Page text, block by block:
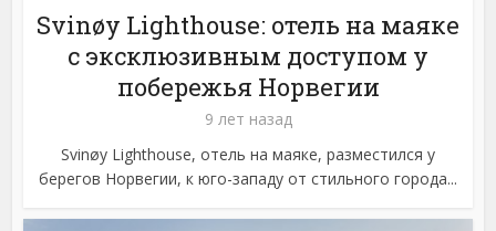
Svinøy Lighthouse: отель на маяке
с эксклюзивным доступом у
побережья Норвегии
9 лет назад
Svinøy Lighthouse, отель на маяке, разместился у
берегов Норвегии, к юго-западу от стильного города...